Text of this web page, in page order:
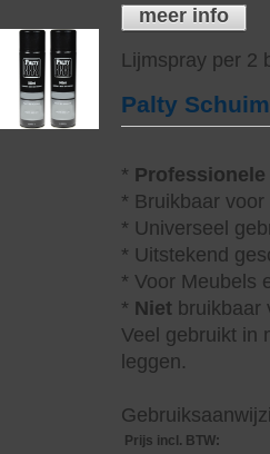
meer info
Lijmspray per 2
Palty
* Professionele
* Bruikbaar
* Universeel
* Uitstekend
* Voor Meubels
* Niet bruikbaar
Veel gebruikt in
leggen.
Prijs incl. BTW: